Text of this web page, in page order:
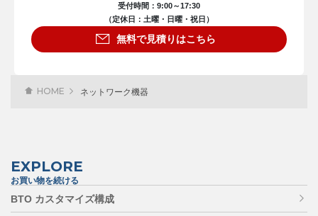
受付時間：9:00～17:30
（定休日：土曜・日曜・祝日）
無料で見積りはこちら
HOME ネットワーク機器
EXPLORE
お買い物を続ける
BTO カスタマイズ構成